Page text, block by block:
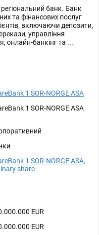
банк. Банк
та фінансових послуг
включаючи депозити,
управління
онлайн-банкінг та ...
1 SOR-NORGE ASA
1 SOR-NORGE ASA
1 SOR-NORGE ASA,
share
EUR
EUR